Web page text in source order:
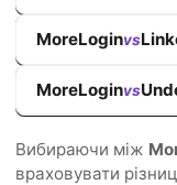
MoreLoginvs
MoreLoginvs
Вибираючи між
враховувати